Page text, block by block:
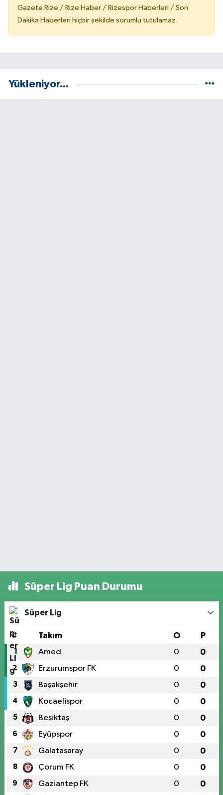
Gazete Rize / Rize Haber / Rizespor Haberleri / Son
Dakika Haberleri hiçbir şekilde sorumlu tutulamaz.
Yükleniyor...
Süper Lig Puan Durumu
Süper Lig
# Takım O P
1 Amed 0 0
2 Erzurumspor FK 0 0
3 Başakşehir 0 0
4 Kocaelispor 0 0
5 Beşiktaş 0 0
6 Eyüpspor 0 0
7 Galatasaray 0 0
8 Çorum FK 0 0
9 Gaziantep FK 0 0